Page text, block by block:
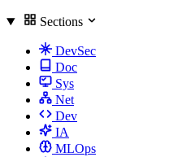
Sections
DevSec
Doc
Sys
Net
Dev
IA
MLOps